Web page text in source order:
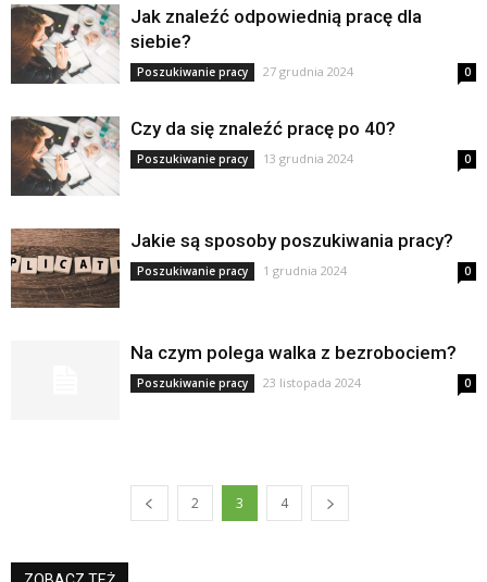
Jak znaleźć odpowiednią pracę dla
siebie?
Poszukiwanie pracy 27 grudnia 2024 0
Czy da się znaleźć pracę po 40?
Poszukiwanie pracy 13 grudnia 2024 0
Jakie są sposoby poszukiwania pracy?
Poszukiwanie pracy 1 grudnia 2024 0
Na czym polega walka z bezrobociem?
Poszukiwanie pracy 23 listopada 2024 0
2 3 4